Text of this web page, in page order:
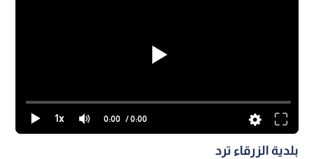
1x 0:00 / 0:00
بلدية الزرقاء ترد